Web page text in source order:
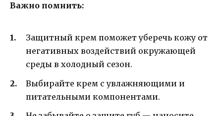
Важно помнить:
Защитный крем поможет уберечь кожу от
негативных воздействий окружающей
среды в холодный сезон.
Выбирайте крем с увлажняющими и
питательными компонентами.